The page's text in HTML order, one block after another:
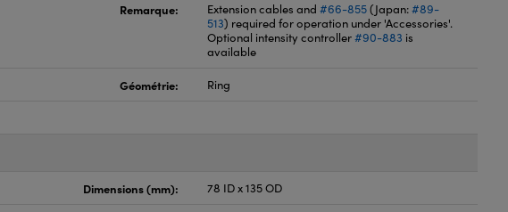
Remarque: Extension cables and#66-855(Japan:#89-
513) required for operation under 'Accessories'.
Optional intensity controller#90-883 is
available
Géométrie: Ring
Dimensions (mm): 78 ID x 135 OD